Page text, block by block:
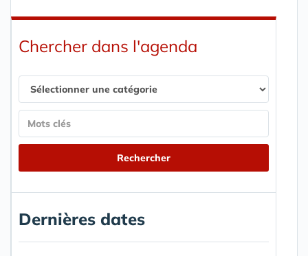
Chercher dans l'agenda
Dernières dates